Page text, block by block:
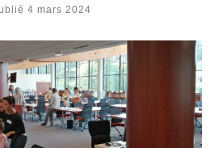
4 mars 2024